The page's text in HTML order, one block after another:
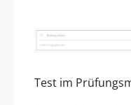
Test im